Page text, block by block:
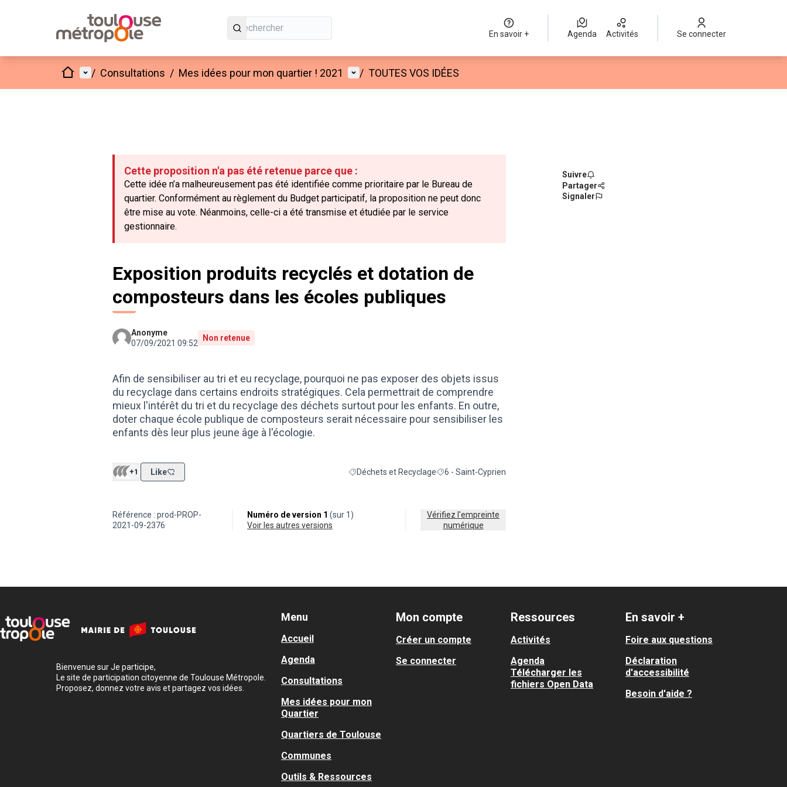
En savoir + Agenda Activités Se connecter
AccueilMenu principal
/ Consultations / Mes idées pour mon quartier ! 2021 Menu utilisateur
/ TOUTES VOS IDÉES
Cette proposition n'a pas été retenue parce que :
Cette idée n’a malheureusement pas été identifiée comme prioritaire par le Bureau de
quartier. Conformément au règlement du Budget participatif, la proposition ne peut donc
être mise au vote. Néanmoins, celle-ci a été transmise et étudiée par le service
gestionnaire.
Exposition produits recyclés et dotation de
composteurs dans les écoles publiques
Anonyme
07/09/2021 09:52
Non retenue
Afin de sensibiliser au tri et eu recyclage, pourquoi ne pas exposer des objets issus
du recyclage dans certains endroits stratégiques. Cela permettrait de comprendre
mieux l'intérêt du tri et du recyclage des déchets surtout pour les enfants. En outre,
doter chaque école publique de composteurs serait nécessaire pour sensibiliser les
enfants dès leur plus jeune âge à l'écologie.
+1 Like Filtrer les résultats de la catégorie : Déchets et Recyclage
Déchets et RecyclageFiltrer les résultats pour le secteur : 6 - Saint-Cyprien
6 - Saint-Cyprien
Suivre
Partager
Signaler
Référence : prod-PROP-
2021-09-2376
Numéro de version 1 (sur 1)
voir les autres versions
Vérifiez l'empreinte
numérique
Bienvenue sur Je participe,
Le site de participation citoyenne de Toulouse Métropole.
Proposez, donnez votre avis et partagez vos idées.
Menu
Accueil
Agenda
Consultations
Mes idées pour mon
Quartier
Quartiers de Toulouse
Communes
Outils & Ressources
Mon compte
Créer un compte
Se connecter
Ressources
Activités
Agenda
Télécharger les
fichiers Open Data
En savoir +
Foire aux questions
Déclaration
d'accessibilité
Besoin d'aide ?